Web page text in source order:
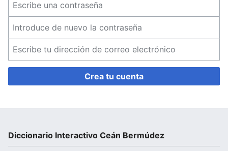
Abrir menú principal
Crea tu cuenta
Diccionario Interactivo Ceán Bermúdez